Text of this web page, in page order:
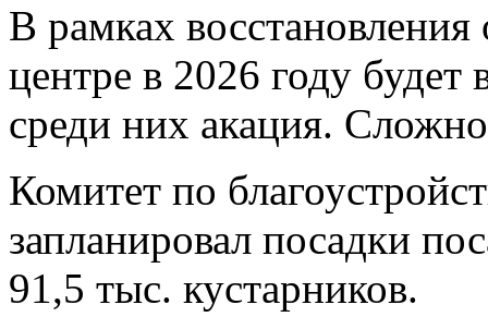
В рамках восстановления
центре в 2026 году будет
среди них акация. Сложно
Комитет по
запланировал посадки
91,5 тыс. кустарников.